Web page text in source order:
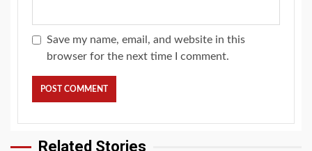
Save my name, email, and website in this
browser for the next time I comment.
Related Stories